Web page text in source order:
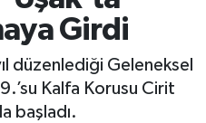
Girdi
düzenlediği Geleneksel
9.’su Kalfa Korusu Cirit
başladı.